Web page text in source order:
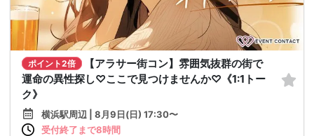
ポイント2倍
【アラサー街コン】雰囲気抜群の街で
運命の異性探し♡ここで見つけませんか♡《1:1トー
ク》
横浜駅周辺 | 8月9日(日) 17:30〜
受付終了まで8時間